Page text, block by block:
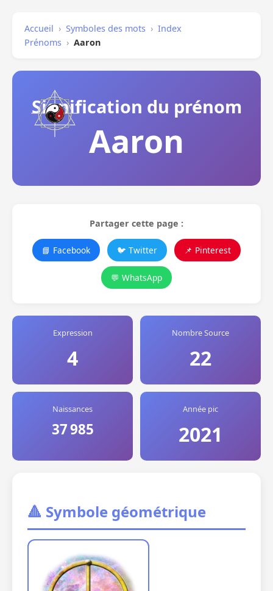
Accueil › Symboles des mots › Index
Prénoms › Aaron
Signification du prénom
Aaron
Partager cette page :
📘 Facebook 🐦 Twitter 📌 Pinterest
💬 WhatsApp
Expression
4
Nombre Source
22
Naissances
37 985
Année pic
2021
🔺 Symbole géométrique